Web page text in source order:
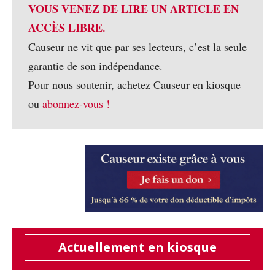
VOUS VENEZ DE LIRE UN ARTICLE EN
ACCÈS LIBRE.
Causeur ne vit que par ses lecteurs, c’est la seule
garantie de son indépendance.
Pour nous soutenir, achetez Causeur en kiosque
ou abonnez-vous !
Actuellement en kiosque